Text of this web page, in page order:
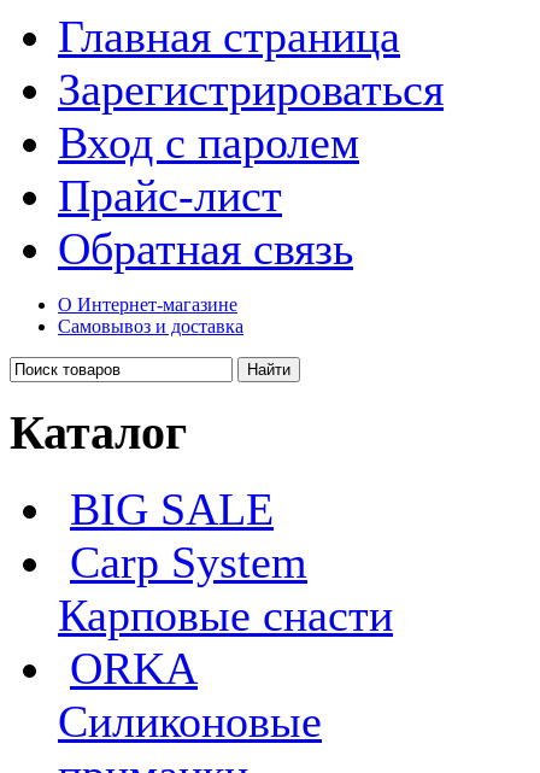
Главная страница
Зарегистрироваться
Вход с паролем
Прайс-лист
Обратная связь
О Интернет-магазине
Самовывоз и доставка
Каталог
BIG SALE
Carp System
Карповые снасти
ORKA
Силиконовые